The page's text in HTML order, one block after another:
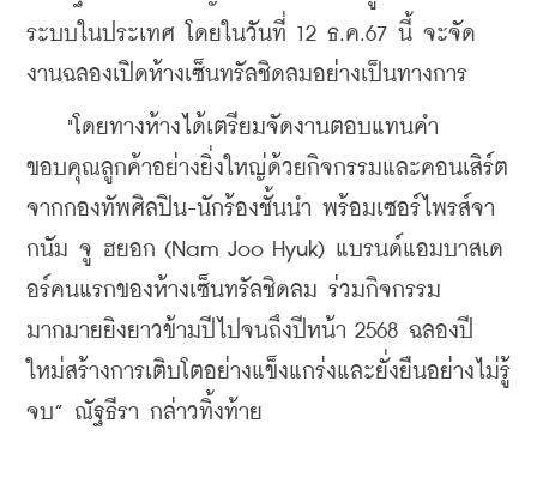
ระบบในประเทศ โดยในวันที่ 12 ธ.ค.67 นี้ จะจัด
งานฉลองเปิดห้างเซ็นทรัลชิดลมอย่างเป็นทางการ
"โดยทางห้างได้เตรียมจัดงานตอบแทนคำ
ขอบคุณลูกค้าอย่างยิ่งใหญ่ด้วยกิจกรรมและคอนเสิร์ต
จากกองทัพศิลปิน-นักร้องชั้นนำ พร้อมเซอร์ไพรส์จา
กนัม จู ฮยอก (Nam Joo Hyuk) แบรนด์แอมบาสเด
อร์คนแรกของห้างเซ็นทรัลชิดลม ร่วมกิจกรรม
มากมายยิงยาวข้ามปีไปจนถึงปีหน้า 2568 ฉลองปี
ใหม่สร้างการเติบโตอย่างแข็งแกร่งและยั่งยืนอย่างไม่รู้
จบ” ณัฐธีรา กล่าวทิ้งท้าย